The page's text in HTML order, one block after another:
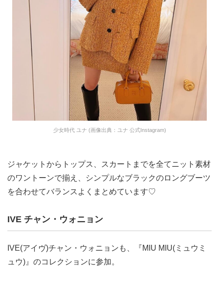
少女時代 ユナ (画像出典：ユナ 公式Instagram)
ジャケットからトップス、スカートまでを全てニット素材
のワントーンで揃え、シンプルなブラックのロングブーツ
を合わせてバランスよくまとめています♡
IVE チャン・ウォニョン
IVE(アイヴ)チャン・ウォニョンも、『MIU MIU(ミュウミ
ュウ)』のコレクションに参加。